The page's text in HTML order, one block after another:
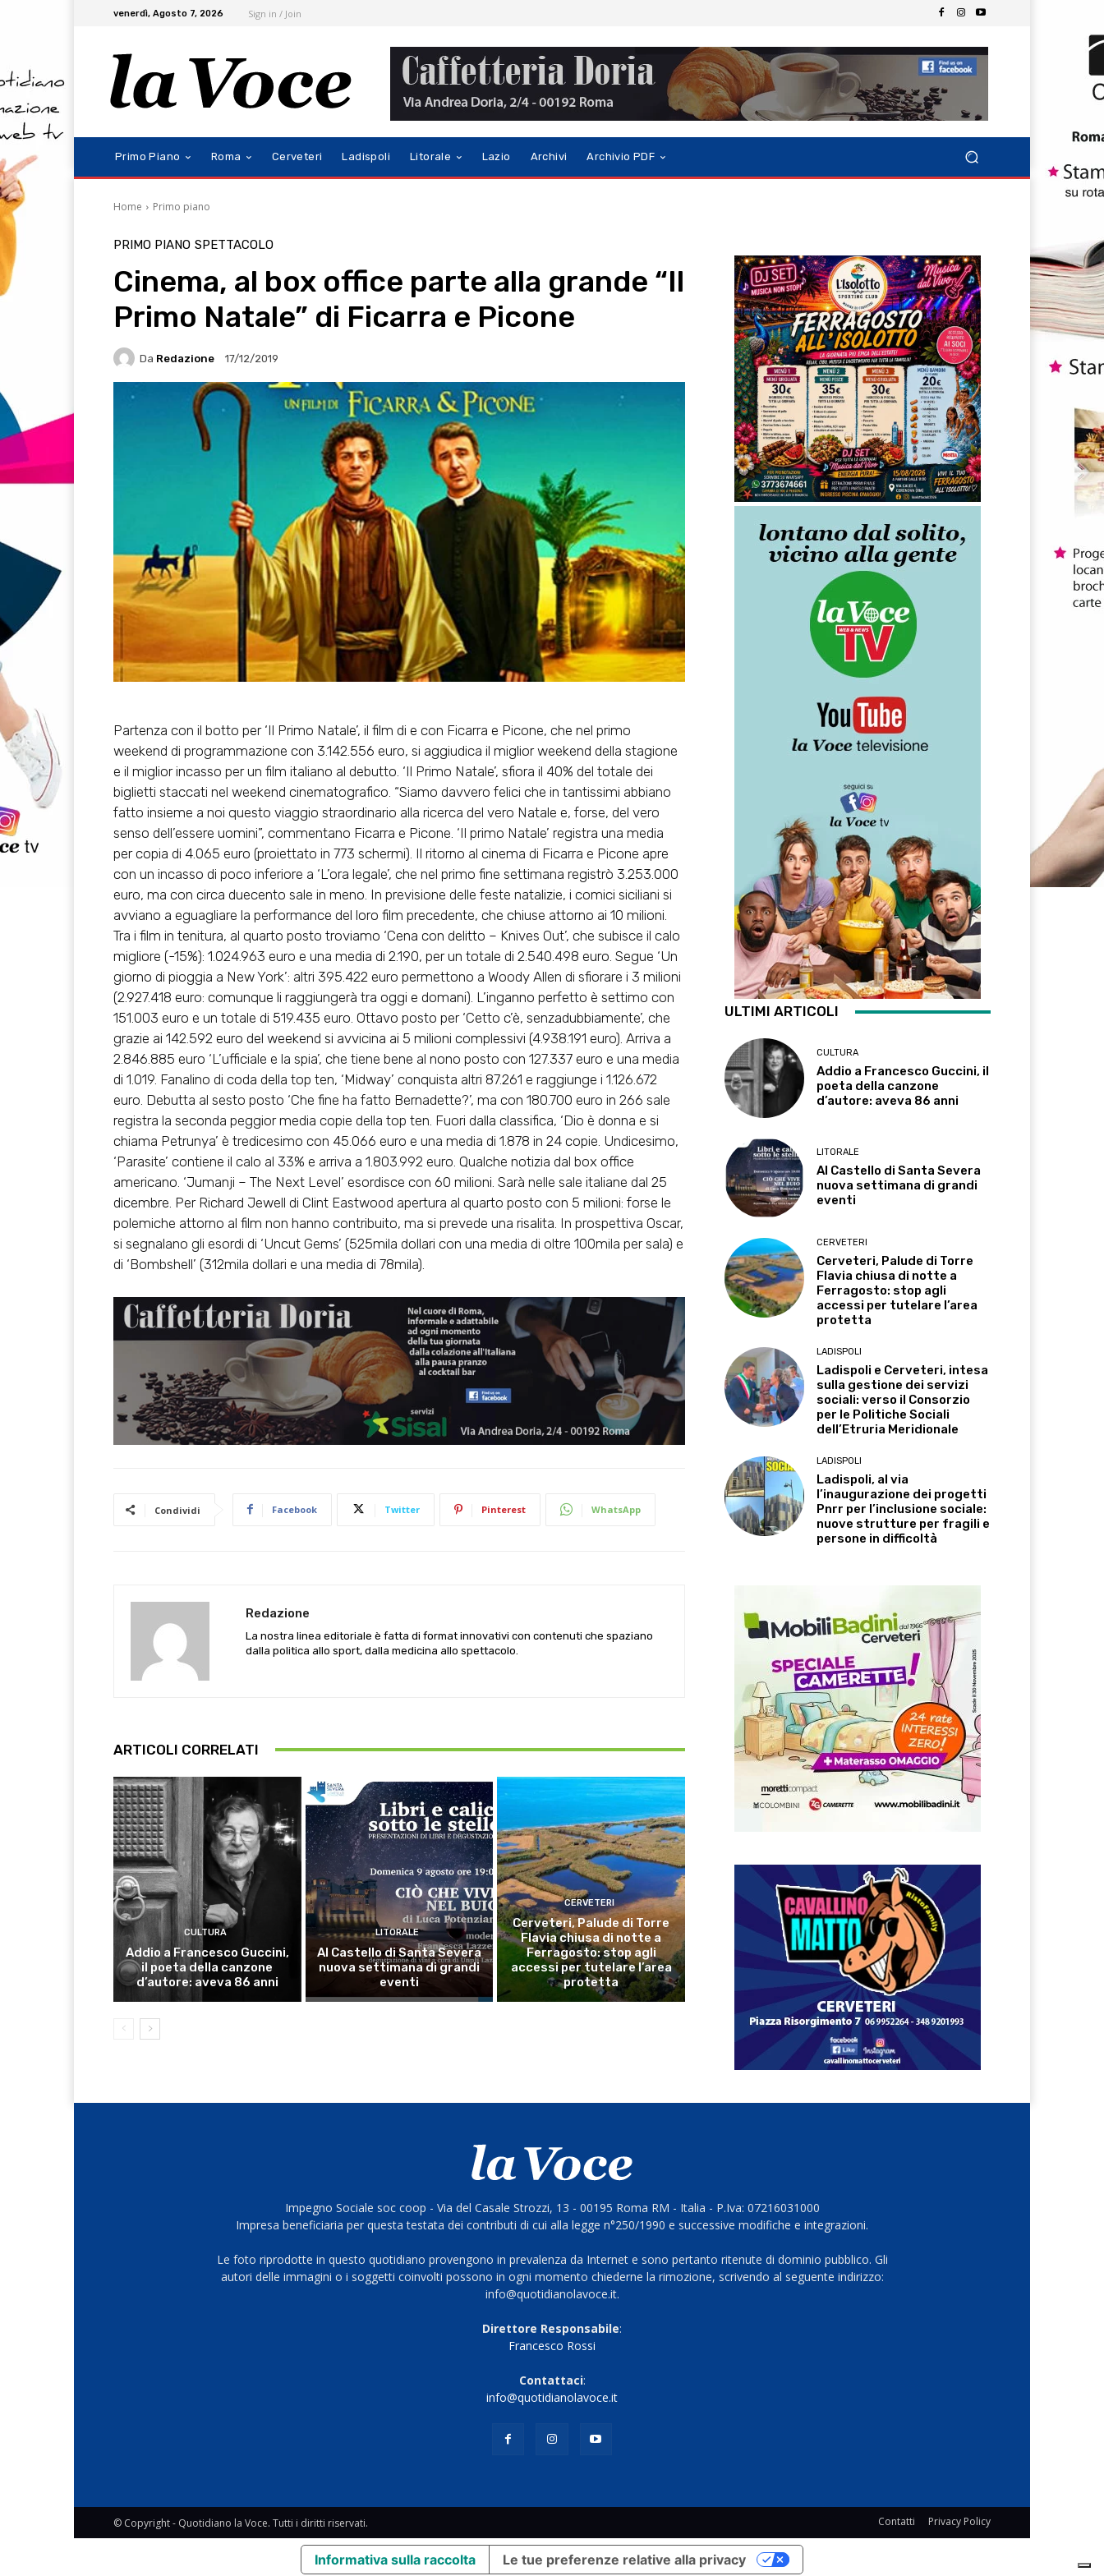
venerdì, Agosto 7, 2026 Sign in / Join
Primo Piano Roma Cerveteri Ladispoli Litorale Lazio Archivi Archivio PDF
Home Primo piano
PRIMO PIANO SPETTACOLO
Cinema, al box office parte alla grande “Il
Primo Natale” di Ficarra e Picone
Da Redazione 17/12/2019
Partenza con il botto per ‘Il Primo Natale’, il film di e con Ficarra e Picone, che nel primo
weekend di programmazione con 3.142.556 euro, si aggiudica il miglior weekend della stagione
e il miglior incasso per un film italiano al debutto. ‘Il Primo Natale’, sfiora il 40% del totale dei
biglietti staccati nel weekend cinematografico. “Siamo davvero felici che in tantissimi abbiano
fatto insieme a noi questo viaggio straordinario alla ricerca del vero Natale e, forse, del vero
senso dell’essere uomini”, commentano Ficarra e Picone. ‘Il primo Natale’ registra una media
per copia di 4.065 euro (proiettato in 773 schermi). Il ritorno al cinema di Ficarra e Picone apre
con un incasso di poco inferiore a ‘L’ora legale’, che nel primo fine settimana registrò 3.253.000
euro, ma con circa duecento sale in meno. In previsione delle feste natalizie, i comici siciliani si
avviano a eguagliare la performance del loro film precedente, che chiuse attorno ai 10 milioni.
Tra i film in tenitura, al quarto posto troviamo ‘Cena con delitto – Knives Out’, che subisce il calo
migliore (-15%): 1.024.963 euro e una media di 2.190, per un totale di 2.540.498 euro. Segue ‘Un
giorno di pioggia a New York’: altri 395.422 euro permettono a Woody Allen di sfiorare i 3 milioni
(2.927.418 euro: comunque li raggiungerà tra oggi e domani). L’inganno perfetto è settimo con
151.003 euro e un totale di 519.435 euro. Ottavo posto per ‘Cetto c’è, senzadubbiamente’, che
grazie ai 142.592 euro del weekend si avvicina ai 5 milioni complessivi (4.938.191 euro). Arriva a
2.846.885 euro ‘L’ufficiale e la spia’, che tiene bene al nono posto con 127.337 euro e una media
di 1.019. Fanalino di coda della top ten, ‘Midway’ conquista altri 87.261 e raggiunge i 1.126.672
euro. Debutta al sesto posto ‘Che fine ha fatto Bernadette?’, ma con 180.700 euro in 266 sale
registra la seconda peggior media copie della top ten. Fuori dalla classifica, ‘Dio è donna e si
chiama Petrunya’ è tredicesimo con 45.066 euro e una media di 1.878 in 24 copie. Undicesimo,
‘Parasite’ contiene il calo al 33% e arriva a 1.803.992 euro. Qualche notizia dal box office
americano. ‘Jumanji – The Next Level’ esordisce con 60 milioni. Sarà nelle sale italiane dal 25
dicembre. Per Richard Jewell di Clint Eastwood apertura al quarto posto con 5 milioni: forse le
polemiche attorno al film non hanno contribuito, ma si prevede una risalita. In prospettiva Oscar,
si segnalano gli esordi di ‘Uncut Gems’ (525mila dollari con una media di oltre 100mila per sala) e
di ‘Bombshell’ (312mila dollari e una media di 78mila).
Condividi Facebook Twitter Pinterest WhatsApp
Redazione
La nostra linea editoriale è fatta di format innovativi con contenuti che spaziano
dalla politica allo sport, dalla medicina allo spettacolo.
ARTICOLI CORRELATI
CULTURA
Addio a Francesco Guccini,
il poeta della canzone
d’autore: aveva 86 anni
LITORALE
Al Castello di Santa Severa
nuova settimana di grandi
eventi
CERVETERI
Cerveteri, Palude di Torre
Flavia chiusa di notte a
Ferragosto: stop agli
accessi per tutelare l’area
protetta
ULTIMI ARTICOLI
CULTURA
Addio a Francesco Guccini, il
poeta della canzone
d’autore: aveva 86 anni
LITORALE
Al Castello di Santa Severa
nuova settimana di grandi
eventi
CERVETERI
Cerveteri, Palude di Torre
Flavia chiusa di notte a
Ferragosto: stop agli
accessi per tutelare l’area
protetta
LADISPOLI
Ladispoli e Cerveteri, intesa
sulla gestione dei servizi
sociali: verso il Consorzio
per le Politiche Sociali
dell’Etruria Meridionale
LADISPOLI
Ladispoli, al via
l’inaugurazione dei progetti
Pnrr per l’inclusione sociale:
nuove strutture per fragili e
persone in difficoltà
Impegno Sociale soc coop - Via del Casale Strozzi, 13 - 00195 Roma RM - Italia - P.Iva: 07216031000
Impresa beneficiaria per questa testata dei contributi di cui alla legge n°250/1990 e successive modifiche e integrazioni.
Le foto riprodotte in questo quotidiano provengono in prevalenza da Internet e sono pertanto ritenute di dominio pubblico. Gli
autori delle immagini o i soggetti coinvolti possono in ogni momento chiederne la rimozione, scrivendo al seguente indirizzo:
info@quotidianolavoce.it.
Direttore Responsabile:
Francesco Rossi
Contattaci:
info@quotidianolavoce.it
© Copyright - Quotidiano la Voce. Tutti i diritti riservati. Contatti Privacy Policy
Informativa sulla raccolta Le tue preferenze relative alla privacy